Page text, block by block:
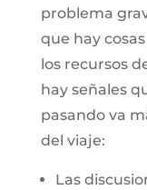
problema
que hay
los recursos
hay señales
pasando va
del viaje:
Las